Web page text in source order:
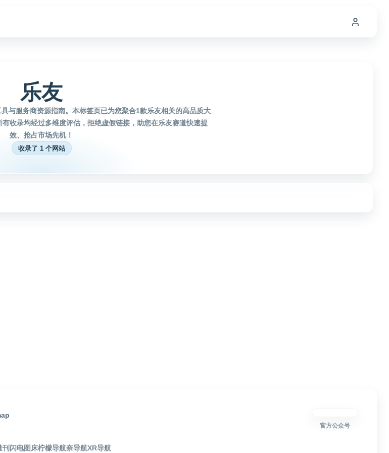
乐友
与服务商资源指南。本标签页已为您聚合1款乐友相关的高品质大
收录均经过多维度评估，拒绝虚假链接，助您在乐友赛道快速提
效、抢占市场先机！
收录了 1 个网站
刊 闪电图床柠檬导航奈导航XR导航
官方公众号